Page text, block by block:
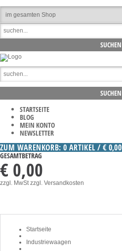
STARTSEITE
BLOG
MEIN KONTO
NEWSLETTER
ZUM WARENKORB: 0 ARTIKEL / € 0,00
GESAMTBETRAG
€ 0,00
zzgl. MwStzzgl. Versandkosten
Startseite
Industriewaagen